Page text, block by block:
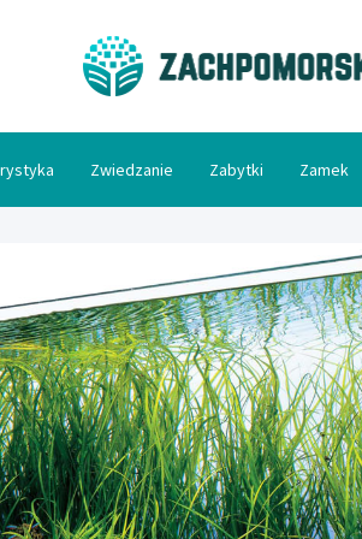
Zwiedzanie Zabytki Zamek